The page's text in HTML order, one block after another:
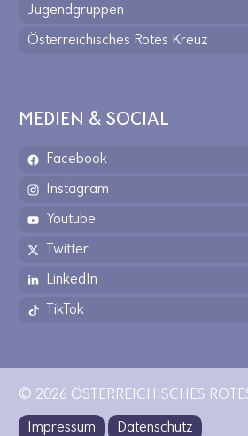
Jugendgruppen
Österreichisches Rotes Kreuz
MEDIEN & SOCIAL
Facebook
Instagram
Youtube
Twitter
LinkedIn
TikTok
© 2026 ÖSTERREICHISCHES
Impressum
Datenschutz